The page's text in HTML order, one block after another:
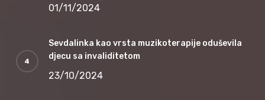
01/11/2024
Sevdalinka kao vrsta muzikoterapije oduševila
djecu sa invaliditetom
23/10/2024